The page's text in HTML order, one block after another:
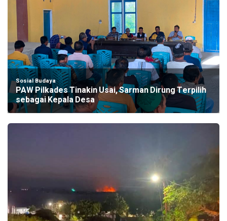
Sosial Budaya
PAW Pilkades Tinakin Usai, Sarman Dirung Terpilih
sebagai Kepala Desa